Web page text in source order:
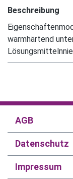
Beschreibung
warmhärtend
AGB
Datenschutz
Impressum